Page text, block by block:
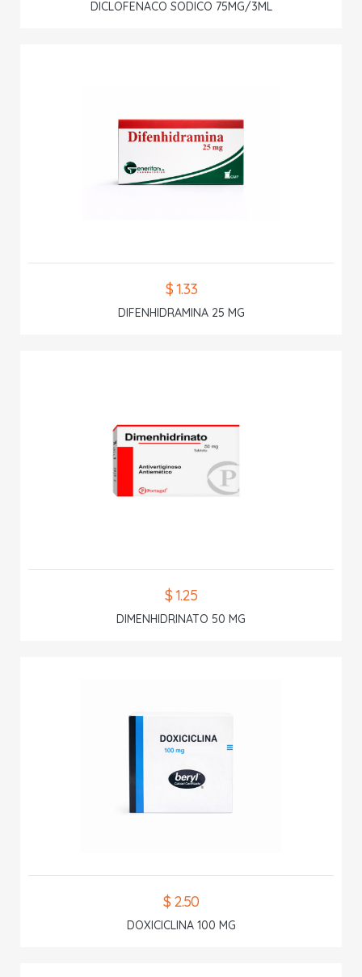
DICLOFENACO SODICO 75MG/3ML
$ 1.33
DIFENHIDRAMINA 25 MG
$ 1.25
DIMENHIDRINATO 50 MG
$ 2.50
DOXICICLINA 100 MG